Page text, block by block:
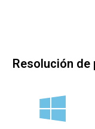
Resolución